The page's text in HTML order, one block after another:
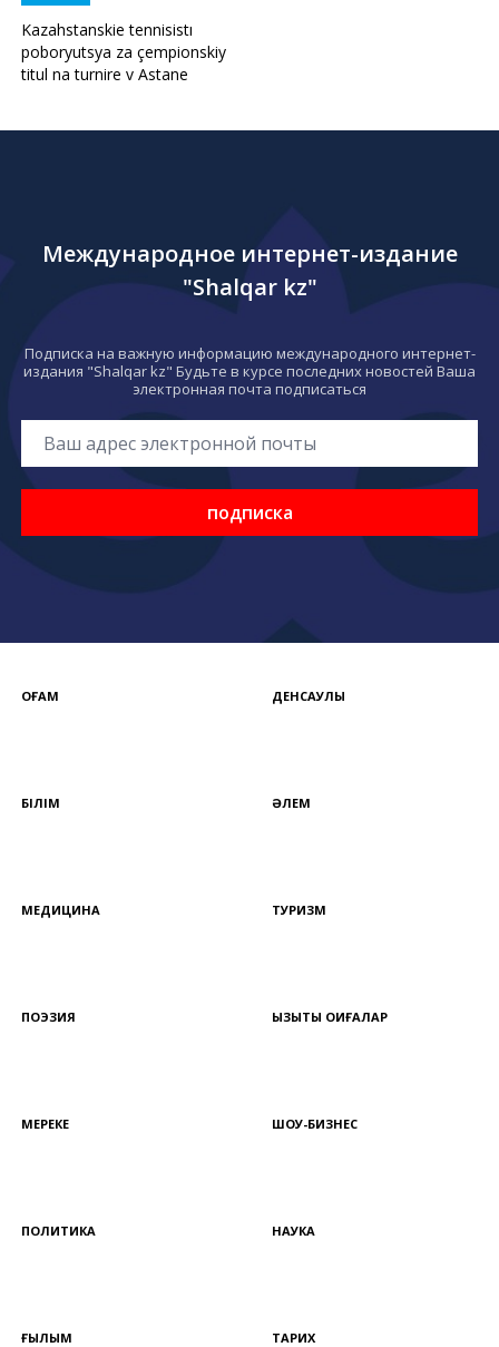
Kazahstanskie tennisistı
poboryutsya za çempionskiy
titul na turnire v Astane
Международное интернет-издание
"Shalqar kz"
Подписка на важную информацию международного интернет-
издания "Shalqar kz" Будьте в курсе последних новостей Ваша
электронная почта подписаться
подписка
ҚОҒАМ ДЕНСАУЛЫҚ
БІЛІМ ӘЛЕМ
МЕДИЦИНА ТУРИЗМ
ПОЭЗИЯ ҚЫЗЫҚТЫ ОҚИҒАЛАР
МЕРЕКЕ ШОУ-БИЗНЕС
ПОЛИТИКА НАУКА
ҒЫЛЫМ ТАРИХ